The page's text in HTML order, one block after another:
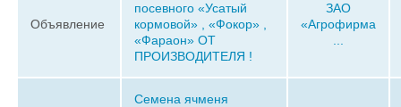
Объявление
посевного «Усатый
кормовой» , «Фокор» ,
«Фараон» ОТ
ПРОИЗВОДИТЕЛЯ !
ЗАО
«Агрофирма
Семена ячменя